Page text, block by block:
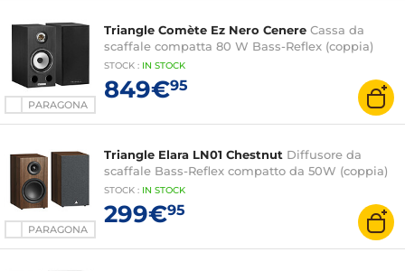
PARAGONA
Triangle Comète Ez Nero Cenere Cassa da
scaffale compatta 80 W Bass-Reflex (coppia)
STOCK : IN STOCK
849€95
PARAGONA
Triangle Elara LN01 Chestnut Diffusore da
scaffale Bass-Reflex compatto da 50W (coppia)
STOCK : IN STOCK
299€95